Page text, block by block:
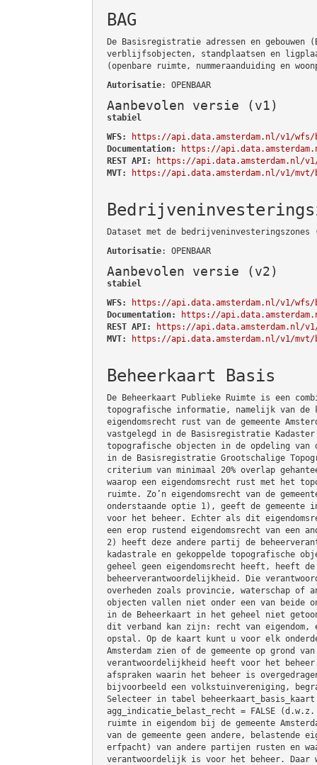
BAG
De Basisregistratie adressen en gebouwen
verblijfsobjecten, standplaatsen en
(openbare ruimte, nummeraanduiding en
Autorisatie: OPENBAAR
Aanbevolen versie (v1)
stabiel
WFS:
https://api.data.amsterdam.nl/v1/wfs/
Documentation:
https://
REST API:
https://api.data.amsterdam.nl/
MVT:
https://api.data.amsterdam.nl/v1/mvt/
Dataset met de bedrijveninvesteringszones
Autorisatie: OPENBAAR
Aanbevolen versie (v2)
stabiel
WFS:
https://api.data.amsterdam.nl/v1/wfs/
Documentation:
https://
REST API:
https://api.data.amsterdam.nl/
MVT:
https://api.data.amsterdam.nl/v1/
Beheerkaart Basis
De Beheerkaart Publieke Ruimte is een
topografische informatie, namelijk van de
eigendomsrecht rust van de gemeente
vastgelegd in de Basisregistratie Kadaster
topografische objecten in de opdeling van
in de Basisregistratie Grootschalige
criterium van minimaal 20% overlap
waarop een eigendomsrecht rust met het
ruimte. Zo’n eigendomsrecht van de
onderstaande optie 1), geeft de
voor het beheer. Echter als dit
een erop rustend eigendomsrecht van een
2) heeft deze andere partij de
kadastrale en gekoppelde topografische
geheel geen eigendomsrecht heeft, heeft de
beheerverantwoordelijkheid. Die
overheden zoals provincie, waterschap of
objecten vallen niet onder een van beide
in de Beheerkaart in het geheel niet
dit verband kan zijn: recht van
opstal. Op de kaart kunt u voor elk
Amsterdam zien of de gemeente op grond
verantwoordelijkheid heeft voor het
afspraken waarin het beheer is
bijvoorbeeld een volkstuinvereniging,
Selecteer in tabel
agg_indicatie_belast_recht = FALSE
ruimte in eigendom bij de gemeente
van de gemeente geen andere, belastende
erfpacht) van andere partijen rusten en
verantwoordelijk is voor het beheer. Daar